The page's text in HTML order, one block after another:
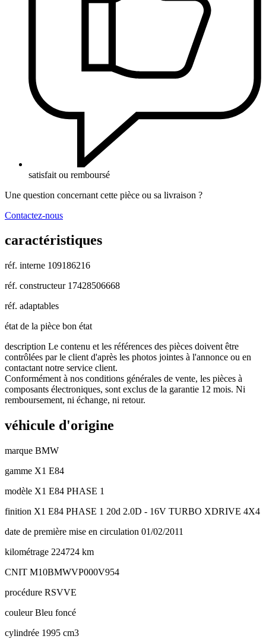
satisfait ou remboursé
Une question concernant cette pièce ou sa livraison ?
Contactez-nous
caractéristiques
réf. interne 109186216
réf. constructeur 17428506668
réf. adaptables
état de la pièce bon état
description Le contenu et les références des pièces doivent être
contrôlées par le client d'après les photos jointes à l'annonce ou en
contactant notre service client.
Conformément à nos conditions générales de vente, les pièces à
composants électroniques, sont exclus de la garantie 12 mois. Ni
remboursement, ni échange, ni retour.
véhicule d'origine
marque BMW
gamme X1 E84
modèle X1 E84 PHASE 1
finition X1 E84 PHASE 1 20d 2.0D - 16V TURBO XDRIVE 4X4
date de première mise en circulation 01/02/2011
kilométrage 224724 km
CNIT M10BMWVP000V954
procédure RSVVE
couleurBleu foncé
cylindrée 1995 cm3